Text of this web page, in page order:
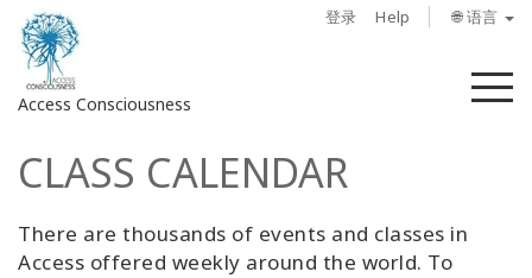
登录 Help 🌐 语言
Access Consciousness
菜
登
您
的
CLASS CALENDAR
There are thousands of events and classes in
Access offered weekly around the world. To